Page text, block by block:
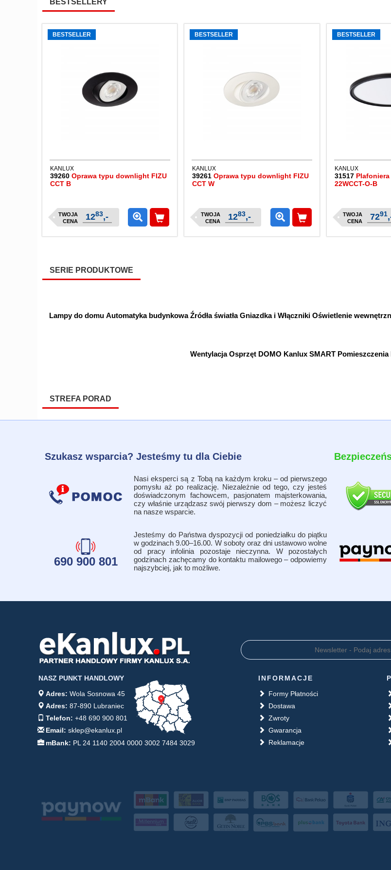
BESTSELLERY
BESTSELLER
KANLUX
39260 Oprawa typu downlight FIZU
CCT B
TWOJA
CENA
1283,-
BESTSELLER
KANLUX
39261Oprawa typu downlight FIZU
CCT W
TWOJA
CENA
1283,-
BESTSELLER
KANLUX
31517 Plafoniera
22WCCT-O-B
TWOJA
CENA
7291
SERIE PRODUKTOWE
Lampy do domu Automatyka budynkowa Źródła światła Gniazdka i Włączniki Oświetlenie
Wentylacja Osprzęt DOMO Kanlux SMART Pomieszczenia
STREFA PORAD
Szukasz wsparcia? Jesteśmy tu dla Ciebie
Nasi eksperci są z Tobą na każdym kroku – od pierwszego
pomysłu aż po realizację. Niezależnie od tego, czy jesteś
doświadczonym fachowcem, pasjonatem majsterkowania,
czy właśnie urządzasz swój pierwszy dom – możesz liczyć
na nasze wsparcie.
690 900 801
Jesteśmy do Państwa dyspozycji od poniedziałku do piątku
w godzinach 9.00–16.00. W soboty oraz dni ustawowo wolne
od pracy infolinia pozostaje nieczynna. W pozostałych
godzinach zachęcamy do kontaktu mailowego – odpowiemy
najszybciej, jak to możliwe.
NASZ PUNKT HANDLOWY
Adres: Wola Sosnowa 45
Adres: 87-890 Lubraniec
Telefon: +48 690 900 801
Email: sklep@ekanlux.pl
mBank: PL 24 1140 2004 0000 3002 7484 3029
INFORMACJE
Formy Płatności
Dostawa
Zwroty
Gwarancja
Reklamacje